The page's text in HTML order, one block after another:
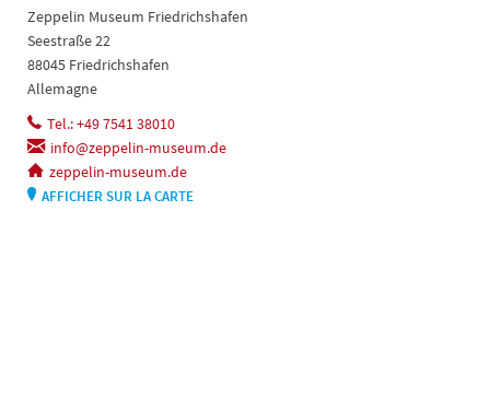
Zeppelin Museum Friedrichshafen
Seestraße 22
88045 Friedrichshafen
Allemagne
Tel.: +49 7541 38010
info@zeppelin-museum.de
zeppelin-museum.de
AFFICHER SUR LA CARTE